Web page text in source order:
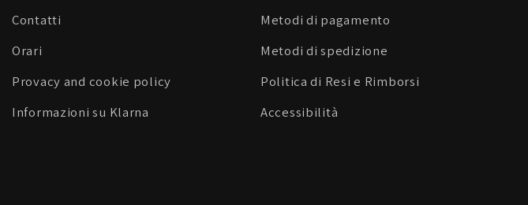
Contatti
Orari
Provacy and cookie policy
Informazioni su Klarna
Metodi di pagamento
Metodi di spedizione
Politica di Resi e Rimborsi
Accessibilità